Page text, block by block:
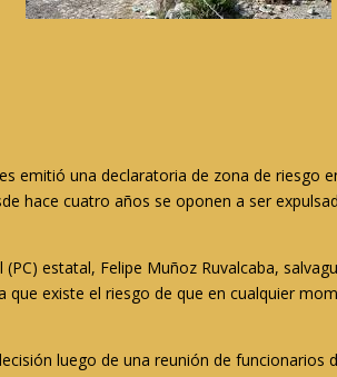
emitió unadeclaratoria de zona de riesgo
hace cuatro años se oponen a ser
estatal, Felipe Muñoz Ruvalcaba,
que existe el riesgo de que en cualquier
luego de una reunión de funcionarios